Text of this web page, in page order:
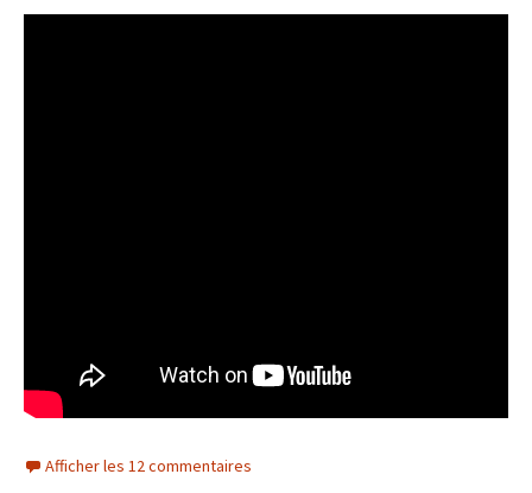
Afficher les 12 commentaires